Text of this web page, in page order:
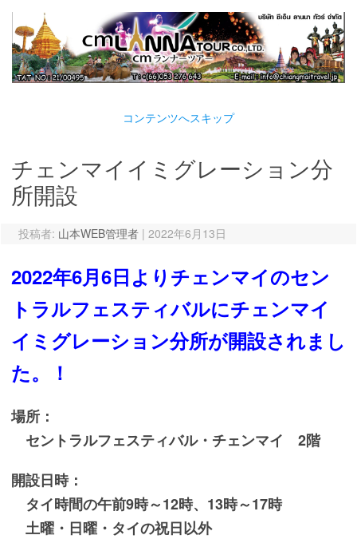
コンテンツへスキップ
チェンマイイミグレーション分
所開設
投稿者: 山本WEB管理者 | 2022年6月13日
2022年6月6日よりチェンマイのセン
トラルフェスティバルにチェンマイ
イミグレーション分所が開設されまし
た。
！
場所：
セントラルフェスティバル・チェンマイ 2階
開設日時：
タイ時間の午前9時～12時、13時～17時
土曜・日曜・タイの祝日以外